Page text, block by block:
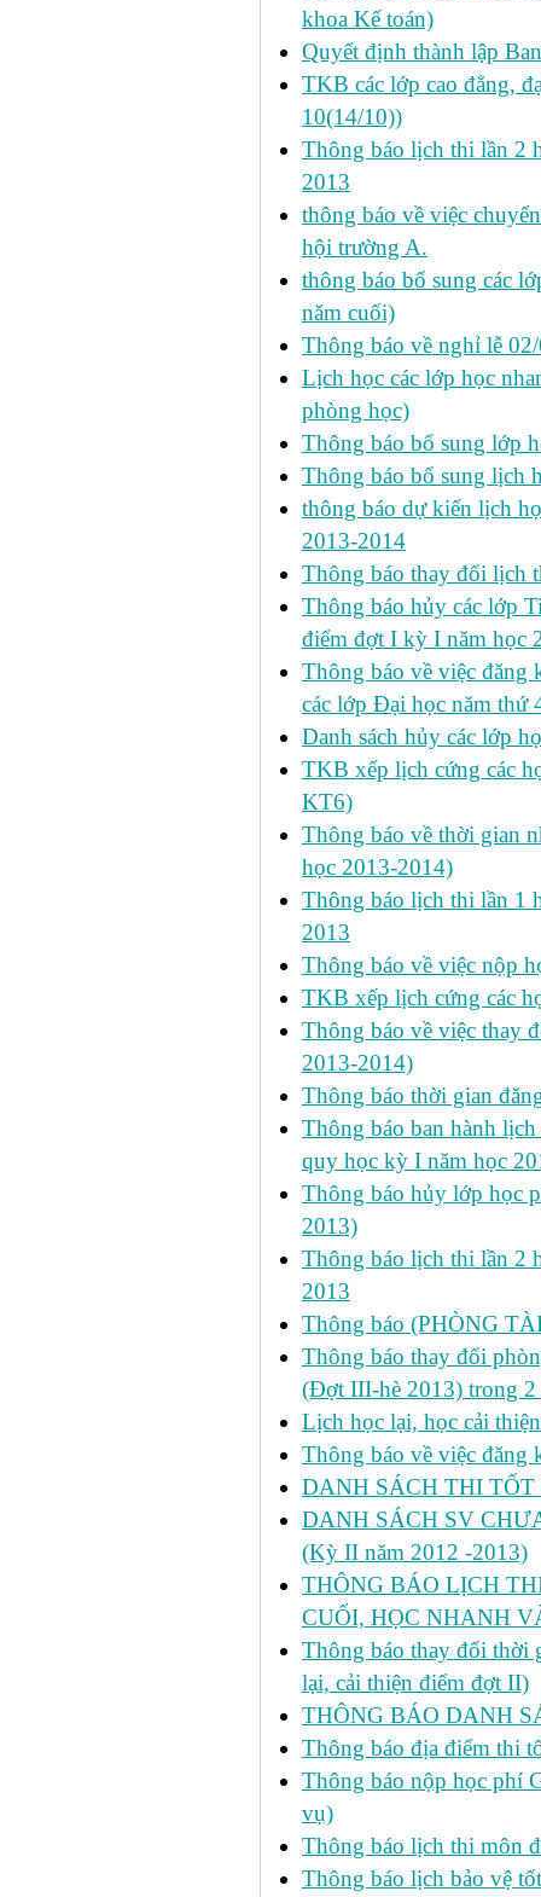
khoa Kế toán)
Quyết định thành lập
TKB các lớp cao đẳng,
10(14/10))
Thông báo lịch thi lần 2
2013
thông báo về việc
hội trường A.
thông báo bổ sung các
năm cuối)
Thông báo về nghỉ lễ
Lịch học các lớp học
phòng học)
Thông báo bổ sung lớp
Thông báo bổ sung
thông báo dự kiến lịch
2013-2014
Thông báo thay đổi lịch
Thông báo hủy các lớp
điểm đợt I kỳ I năm học
Thông báo về việc đăng
các lớp Đại học năm thứ
Danh sách hủy các lớp
TKB xếp lịch cứng các
KT6)
Thông báo về thời gian
học 2013-2014)
Thông báo lịch thi lần 1
2013
Thông báo về việc nộp
TKB xếp lịch cứng các
Thông báo về việc thay
2013-2014)
Thông báo thời gian
Thông báo ban hành
quy học kỳ I năm học
Thông báo hủy lớp học
2013)
Thông báo lịch thi lần 2
2013
Thông báo (PHÒNG
Thông báo thay đổi
(Đợt III-hè 2013) trong
Lịch học lại, học cải
Thông báo về việc
DANH SÁCH THI
DANH SÁCH SV
(Kỳ II năm 2012 -2013)
THÔNG BÁO LỊCH
CUỐI, HỌC NHANH
Thông báo thay đổi thời
lại, cải thiện điểm đợt II)
THÔNG BÁO DANH
Thông báo địa điểm thi
Thông báo nộp học phí
vụ)
Thông báo lịch thi môn
Thông báo lịch bảo vệ